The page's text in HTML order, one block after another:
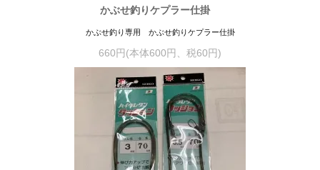
かぶせ釣りケプラー仕掛
かぶせ釣り専用 かぶせ釣りケプラー仕掛
660円(本体600円、税60円)